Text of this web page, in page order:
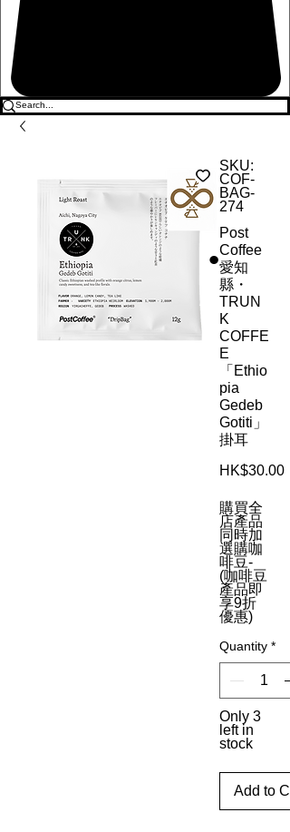
SKU:
COF-
BAG-
274
Post
Coffee
愛知
縣・
TRUN
K
COFFE
E
「Ethio
pia
Gedeb
Gotiti」
掛耳
HK$30.00
購買全
店產品
同時加
選購咖
啡豆-
(咖啡豆
產品即
享9折
優惠)
Quantity *
Only 3
left in
stock
Add to